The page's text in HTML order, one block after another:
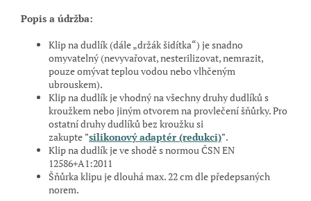
Popis a údržba:
Klip na dudlík (dále „držák šidítka“) je snadno
omyvatelný (nevyvařovat, nesterilizovat, nemrazit,
pouze omývat teplou vodou nebo vlhčeným
ubrouskem).
Klip na dudlík je vhodný na všechny druhy dudlíků s
kroužkem nebo jiným otvorem na provlečení šňůrky. Pro
ostatní druhy dudlíků bez kroužku si
zakupte "silikonový adaptér (redukci)".
Klip na dudlík je ve shodě s normou ČSN EN
12586+A1:2011
Šňůrka klipu je dlouhá max.22 cmdle předepsaných
norem.